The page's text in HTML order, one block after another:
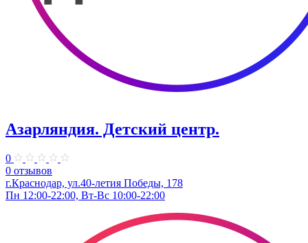
Азарляндия. ​Детский центр.
0
0 отзывов
г.Краснодар, ул.40-летия Победы, 178
Пн 12:00-22:00, Вт-Вс 10:00-22:00